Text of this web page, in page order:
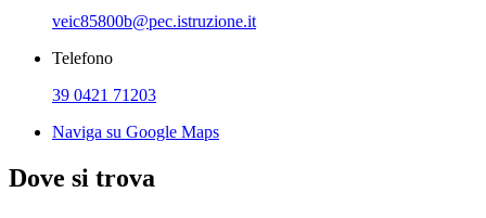
veic85800b@pec.istruzione.it
Telefono
39 0421 71203
Naviga su Google Maps
Dove si trova